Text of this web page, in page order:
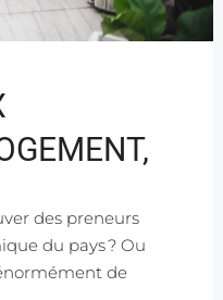
des preneurs
du pays ? Ou
de